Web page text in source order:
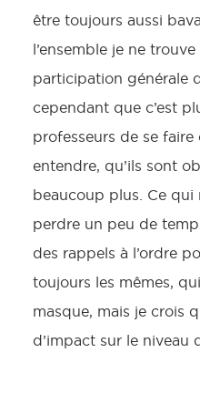
être toujours aussi
l’ensemble je ne
participation générale
cependant que c’est
professeurs de se
entendre, qu’ils sont
beaucoup plus. Ce
perdre un peu de
des rappels à l’ordre
toujours les mêmes,
masque, mais je crois
d’impact sur le niveau